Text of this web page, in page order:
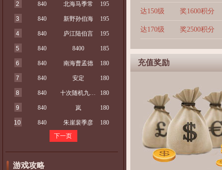
2 840 北海马季常 195
3 840 新野孙伯海 195
4 840 庐江陆伯言 195
5 840 8400 185
6 840 南海曹孟德 180
7 840 安定 180
8 840 十次随机九次吴 180
9 840 岚 180
10 840 朱崖裴季彦
180
下一页
游戏攻略
达150级 奖1600积分
达170级 奖2500积分
充值奖励